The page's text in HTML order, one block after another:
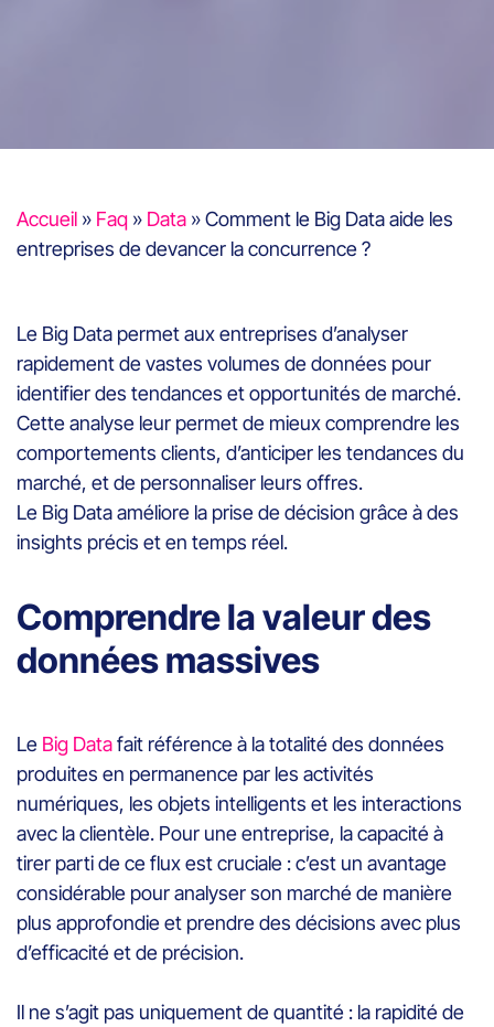
Accueil » Faq » Data »Comment le Big Data aide les
entreprises de devancer la concurrence ?
Le Big Data permet aux entreprises d’analyser
rapidement de vastes volumes de données pour
identifier des tendances et opportunités de marché.
Cette analyse leur permet de mieux comprendre les
comportements clients, d’anticiper les tendances du
marché, et de personnaliser leurs offres.
Le Big Data améliore la prise de décision grâce à des
insights précis et en temps réel.
Comprendre la valeur des
données massives
Le Big Datafait référence à la totalité des données
produites en permanence par les activités
numériques, les objets intelligents et les interactions
avec la clientèle. Pour une entreprise, la capacité à
tirer parti de ce flux est cruciale : c’est un avantage
considérable pour analyser son marché de manière
plus approfondie et prendre des décisions avec plus
d’efficacité et de précision.
Il ne s’agit pas uniquement de quantité : la rapidité de